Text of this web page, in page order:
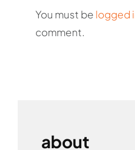
You must be logged
comment.
about